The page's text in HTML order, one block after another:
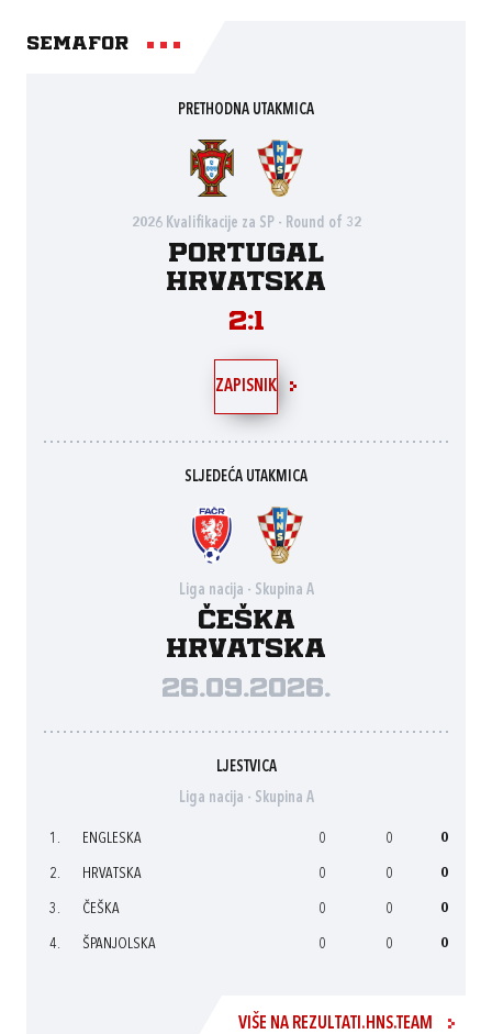
Semafor
PRETHODNA UTAKMICA
2026 Kvalifikacije za SP - Round of 32
Portugal
Hrvatska
2:1
ZAPISNIK
SLJEDEĆA UTAKMICA
Liga nacija - Skupina A
Češka
Hrvatska
26.09.2026.
LJESTVICA
Liga nacija - Skupina A
1. ENGLESKA 0 0 0
2. HRVATSKA 0 0 0
3. ČEŠKA 0 0 0
4. ŠPANJOLSKA 0 0 0
VIŠE NA REZULTATI.HNS.TEAM